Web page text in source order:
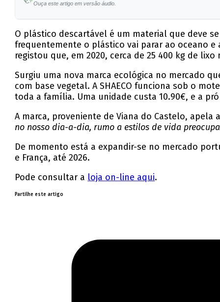
Ouça este artigo em versão áudio.
O plástico descartável é um material que deve
frequentemente o plástico vai parar ao oceano e
registou que, em 2020, cerca de 25 400 kg de
Surgiu uma nova marca ecológica no mercado
com base vegetal. A SHAECO funciona sob o
toda a família. Uma unidade custa 10.90€, e a
A marca, proveniente de Viana do Castelo,
no nosso dia-a-dia, rumo a estilos de vida
De momento está a expandir-se no mercado
e França, até 2026.
Pode consultar a loja on-line aqui.
Partilhe este artigo